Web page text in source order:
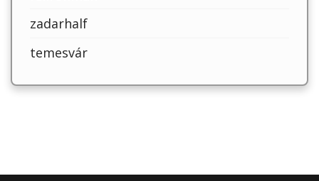
zadarhalf
temesvár